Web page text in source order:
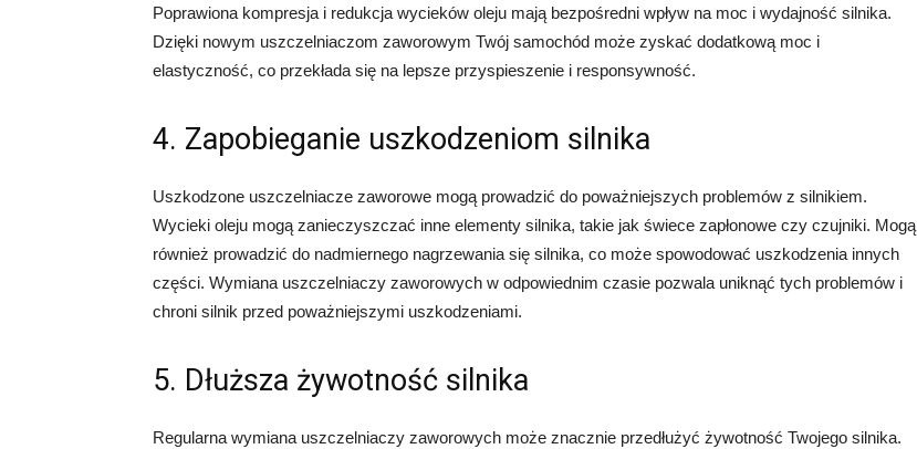
Poprawiona kompresja i redukcja wycieków oleju mają bezpośredni wpływ na moc i wydajność silnika.
Dzięki nowym uszczelniaczom zaworowym Twój samochód może zyskać dodatkową moc i
elastyczność, co przekłada się na lepsze przyspieszenie i responsywność.
4. Zapobieganie uszkodzeniom silnika
Uszkodzone uszczelniacze zaworowe mogą prowadzić do poważniejszych problemów z silnikiem.
Wycieki oleju mogą zanieczyszczać inne elementy silnika, takie jak świece zapłonowe czy czujniki. Mogą
również prowadzić do nadmiernego nagrzewania się silnika, co może spowodować uszkodzenia innych
części. Wymiana uszczelniaczy zaworowych w odpowiednim czasie pozwala uniknąć tych problemów i
chroni silnik przed poważniejszymi uszkodzeniami.
5. Dłuższa żywotność silnika
Regularna wymiana uszczelniaczy zaworowych może znacznie przedłużyć żywotność Twojego silnika.